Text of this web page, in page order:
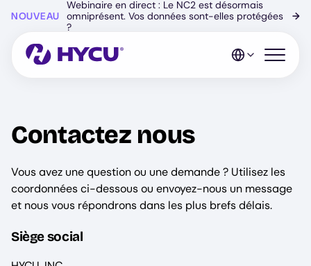
content
NOUVEAU
Webinaire en direct : Le NC2 est désormais
omniprésent. Vos données sont-elles protégées
?
→
Open
Contactez nous
Vous avez une question ou une demande ? Utilisez les
coordonnées ci-dessous ou envoyez-nous un message
et nous vous répondrons dans les plus brefs délais.
Siège social